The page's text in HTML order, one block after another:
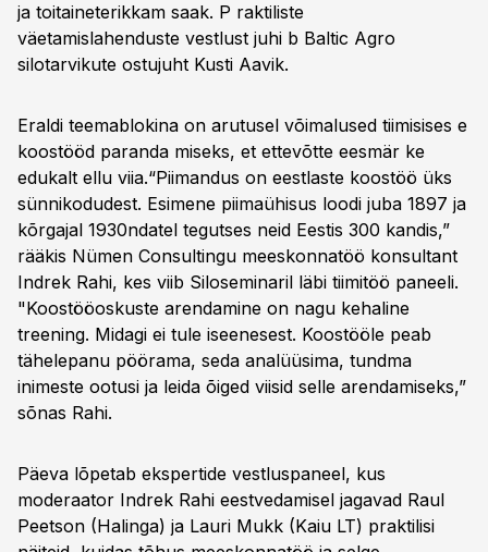
ja toitaineterikkam saak. P raktiliste
väetamislahenduste vestlust juhi b Baltic Agro
silotarvikute ostujuht Kusti Aavik.
Eraldi teemablokina on arutusel võimalused tiimisises e
koostööd paranda miseks, et ettevõtte eesmär ke
edukalt ellu viia.“Piimandus on eestlaste koostöö üks
sünnikodudest. Esimene piimaühisus loodi juba 1897 ja
kõrgajal 1930ndatel tegutses neid Eestis 300 kandis,”
rääkis Nümen Consultingu meeskonnatöö konsultant
Indrek Rahi, kes viib Siloseminaril läbi tiimitöö paneeli.
"Koostööoskuste arendamine on nagu kehaline
treening. Midagi ei tule iseenesest. Koostööle peab
tähelepanu pöörama, seda analüüsima, tundma
inimeste ootusi ja leida õiged viisid selle arendamiseks,”
sõnas Rahi.
Päeva lõpetab ekspertide vestluspaneel, kus
moderaator Indrek Rahi eestvedamisel jagavad Raul
Peetson (Halinga) ja Lauri Mukk (Kaiu LT) praktilisi